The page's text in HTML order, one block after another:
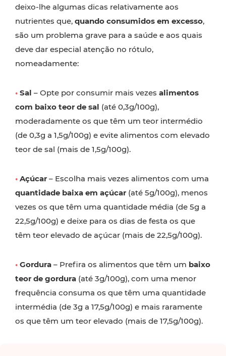
deixo-lhe algumas dicas relativamente aos
nutrientes que, quando consumidos em excesso,
são um problema grave para a saúde e aos quais
deve dar especial atenção no rótulo,
nomeadamente:
• Sal – Opte por consumir mais vezes alimentos
com baixo teor de sal (até 0,3g/100g),
moderadamente os que têm um teor intermédio
(de 0,3g a 1,5g/100g) e evite alimentos com elevado
teor de sal (mais de 1,5g/100g).
• Açúcar – Escolha mais vezes alimentos com uma
quantidade baixa em açúcar (até 5g/100g), menos
vezes os que têm uma quantidade média (de 5g a
22,5g/100g) e deixe para os dias de festa os que
têm teor elevado de açúcar (mais de 22,5g/100g).
• Gordura – Prefira os alimentos que têm um baixo
teor de gordura (até 3g/100g), com uma menor
frequência consuma os que têm uma quantidade
intermédia (de 3g a 17,5g/100g) e mais raramente
os que têm um teor elevado (mais de 17,5g/100g).